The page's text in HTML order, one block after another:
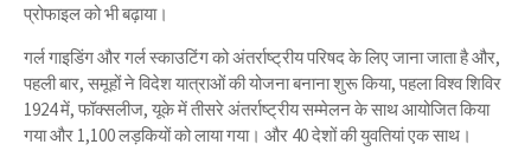
प्रोफाइल को भी बढ़ाया।
गर्ल गाइडिंग और गर्ल स्काउटिंग को अंतर्राष्ट्रीय परिषद के लिए जाना जाता है और,
पहली बार, समूहों ने विदेश यात्राओं की योजना बनाना शुरू किया, पहला विश्व शिविर
1924 में, फॉक्सलीज, यूके में तीसरे अंतर्राष्ट्रीय सम्मेलन के साथ आयोजित किया
गया और 1,100 लड़कियों को लाया गया। और 40 देशों की युवतियां एक साथ।